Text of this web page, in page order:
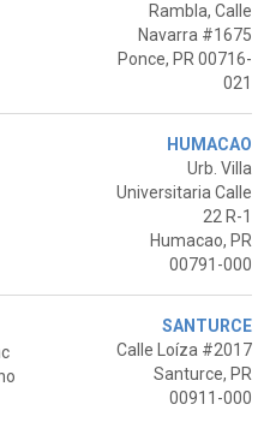
Rambla, Calle
Navarra #1675
Ponce, PR 00716-
021
HUMACAO
Urb. Villa
Universitaria Calle
22 R-1
Humacao, PR
00791-000
SANTURCE
Calle Loíza #2017
Santurce, PR
00911-000